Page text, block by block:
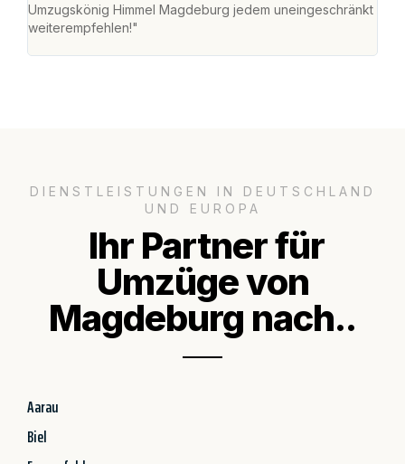
Umzugskönig Himmel Magdeburg jedem uneingeschränkt
weiterempfehlen!"
DIENSTLEISTUNGEN IN DEUTSCHLAND
UND EUROPA
Ihr Partner für
Umzüge von
Magdeburg nach..
Aarau
Biel